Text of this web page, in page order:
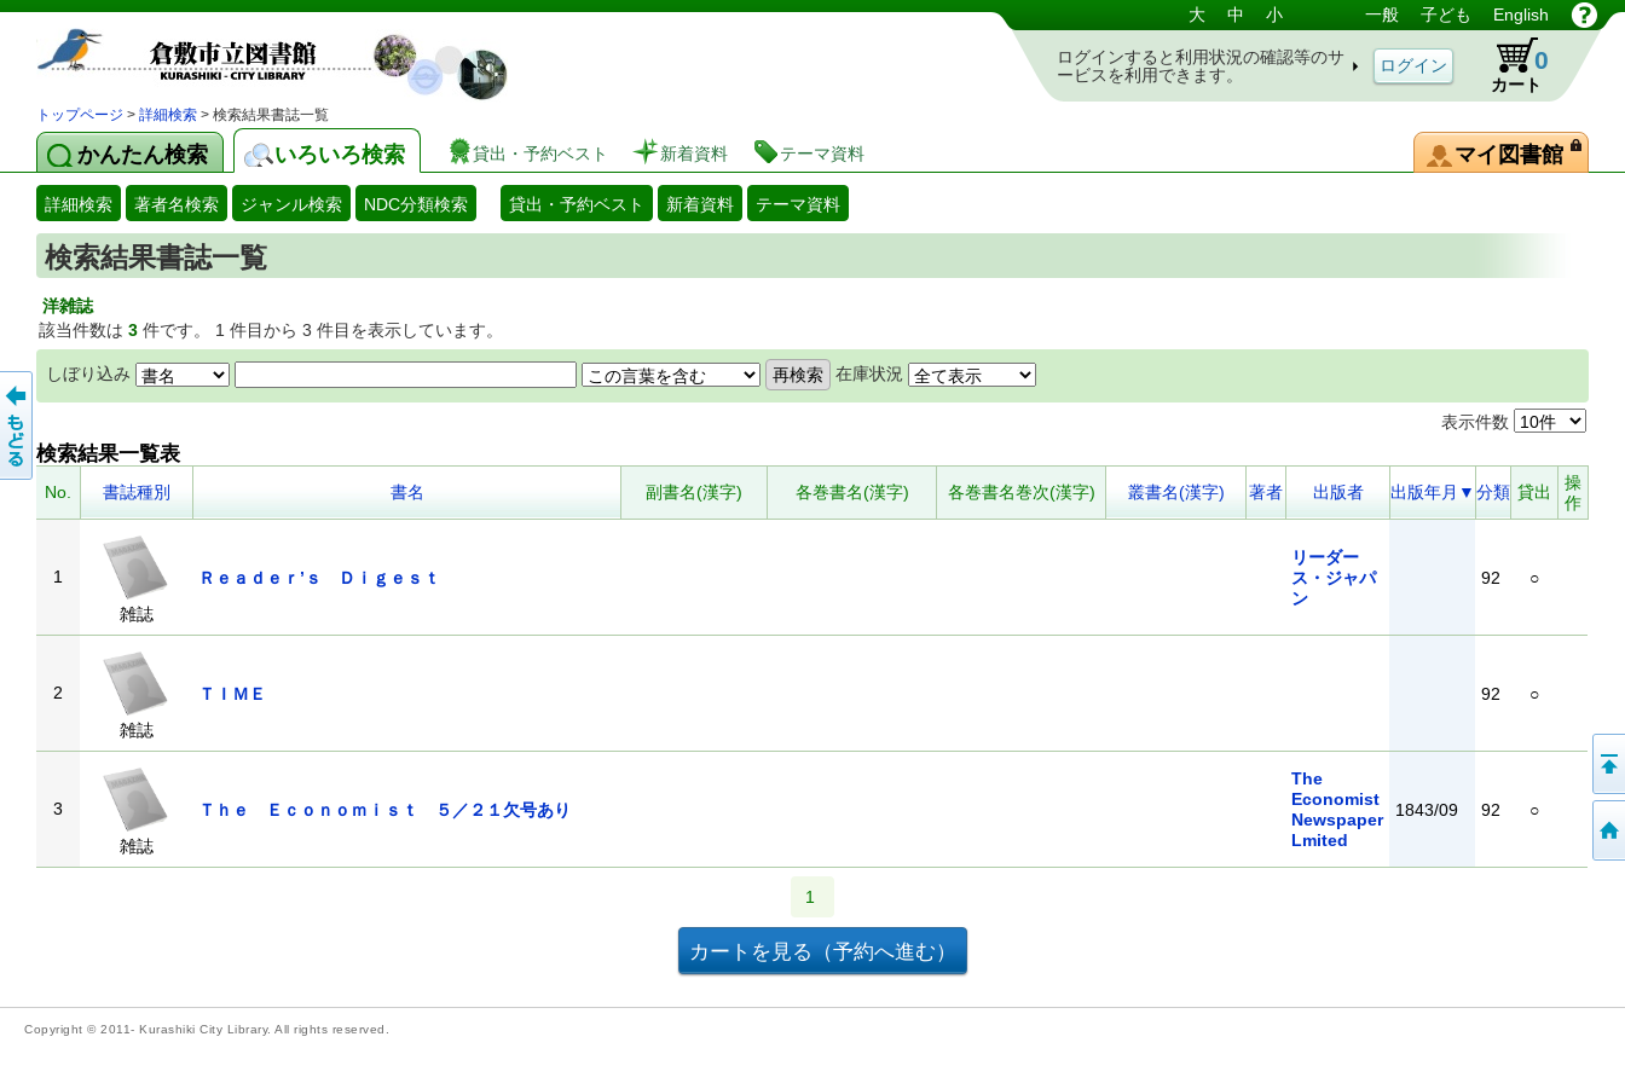
図書館 蔵書検索・予約システム 大 中 小 一般 子ども English
ログインすると利用状況の確認等のサ
ービスを利用できます。
カート
0
トップページ > 詳細検索 > 検索結果書誌一覧
かんたん検索 いろいろ検索 貸出・予約ベスト 新着資料 テーマ資料 マイ図書館
詳細検索 著者名検索 ジャンル検索 NDC分類検索 貸出・予約ベスト 新着資料 テーマ資料
検索結果書誌一覧
洋雑誌
該当件数は 3 件です。 1 件目から 3 件目を表示しています。
しぼり込み 在庫状況
表示件数
検索結果一覧表
No. 書誌種別 書名 副書名(漢字) 各巻書名(漢字) 各巻書名巻次(漢字) 叢書名(漢字) 著者 出版者 出版年月▼ 分類 貸出
操
作
1
雑誌
Ｒｅａｄｅｒ’ｓ Ｄｉｇｅｓｔ
リーダー
ス・ジャパ
ン
92 ○
2
雑誌
ＴＩＭＥ 92 ○
3
雑誌
Ｔｈｅ Ｅｃｏｎｏｍｉｓｔ ５／２１欠号あり
The
Economist
Newspaper
Lmited
1843/09 92 ○
1
Copyright © 2011- Kurashiki City Library. All rights reserved.